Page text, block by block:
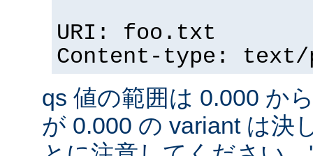
URI: foo.txt
Content-type:
qs 値の範囲は 0.000 か
が 0.000 の variant は決